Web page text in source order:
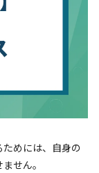
めには、自身の
せん。